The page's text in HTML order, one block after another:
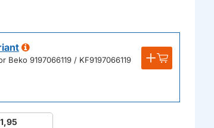
9197066119 / KF9197066119